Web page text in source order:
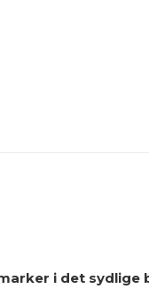
i det sydlige